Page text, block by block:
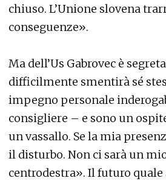
chiuso. L’Unione slovena
conseguenze».
Ma dell’Us Gabrovec è
difficilmente smentirà sé
impegno personale
consigliere – e sono un
un vassallo. Se la mia
il disturbo. Non ci sarà un
centrodestra». Il futuro quale